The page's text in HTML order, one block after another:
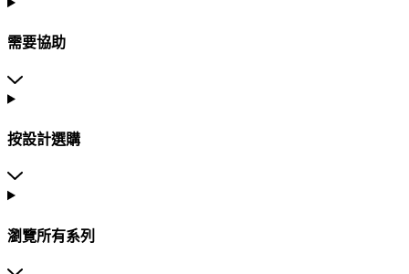
需要協助
按設計選購
瀏覽所有系列